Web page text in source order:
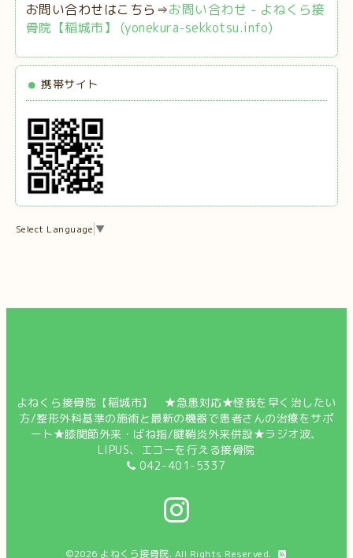
お問い合わせはこちら⇒お問い合わせ - よねくら接
骨院【稲城市】 (yonekura-sekkotsu.info)
携帯サイト
Select Language ▼
よねくら接骨院【稲城市】 ★急患対応★怪我を早く治したい
方/整形外科基準の施術と最新の機器で患者さんの治療をサポ
ート★膝関節外来・ばね指/腱鞘炎外来併設★ラジオ波、
LIPUS、エコーを行える接骨院
042-401-5337
©2026 よねくら接骨院. All Rights Reserved.